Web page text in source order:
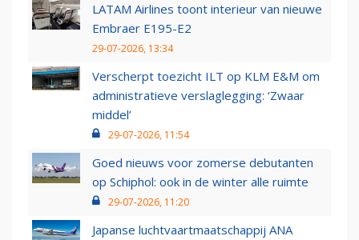
LATAM Airlines toont interieur van nieuwe
Embraer E195-E2
29-07-2026, 13:34
Verscherpt toezicht ILT op KLM E&M om
administratieve verslaglegging: ‘Zwaar
middel’
29-07-2026, 11:54
Goed nieuws voor zomerse debutanten
op Schiphol: ook in de winter alle ruimte
29-07-2026, 11:20
Japanse luchtvaartmaatschappij ANA